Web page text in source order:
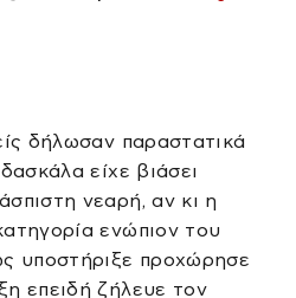
δήλωσαν παραστατικά
είχε βιάσει
νεαρή, αν κι η
ενώπιον του
υποστήριξε προχώρησε
επειδή ζήλευε τον